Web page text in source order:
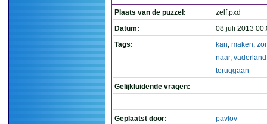
Plaats van de puzzel:
zelf.pxd
Datum:
08 juli 2013
Tags:
kan, maken,
naar, vaderland
teruggaan
Gelijkluidende vragen:
Geplaatst door: pavlov